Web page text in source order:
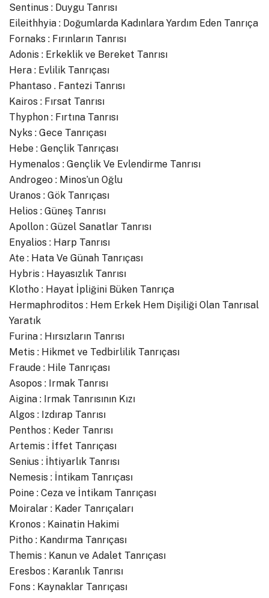
Sentinus : Duygu Tanrısı
Eileithhyia : Doğumlarda Kadınlara Yardım Eden Tanrıça
Fornaks : Fırınların Tanrısı
Adonis : Erkeklik ve Bereket Tanrısı
Hera : Evlilik Tanrıçası
Phantaso . Fantezi Tanrısı
Kairos : Fırsat Tanrısı
Thyphon : Fırtına Tanrısı
Nyks : Gece Tanrıçası
Hebe : Gençlik Tanrıçası
Hymenalos : Gençlik Ve Evlendirme Tanrısı
Androgeo : Minos’un Oğlu
Uranos : Gök Tanrıçası
Helios : Güneş Tanrısı
Apollon : Güzel Sanatlar Tanrısı
Enyalios : Harp Tanrısı
Ate : Hata Ve Günah Tanrıçası
Hybris : Hayasızlık Tanrısı
Klotho : Hayat İpliğini Büken Tanrıça
Hermaphroditos : Hem Erkek Hem Dişiliği Olan Tanrısal
Yaratık
Furina : Hırsızların Tanrısı
Metis : Hikmet ve Tedbirlilik Tanrıçası
Fraude : Hile Tanrıçası
Asopos : Irmak Tanrısı
Aigina : Irmak Tanrısının Kızı
Algos : Izdırap Tanrısı
Penthos : Keder Tanrısı
Artemis : İffet Tanrıçası
Senius : İhtiyarlık Tanrısı
Nemesis : İntikam Tanrıçası
Poine : Ceza ve İntikam Tanrıçası
Moiralar : Kader Tanrıçaları
Kronos : Kainatin Hakimi
Pitho : Kandırma Tanrıçası
Themis : Kanun ve Adalet Tanrıçası
Eresbos : Karanlık Tanrısı
Fons : Kaynaklar Tanrıçası